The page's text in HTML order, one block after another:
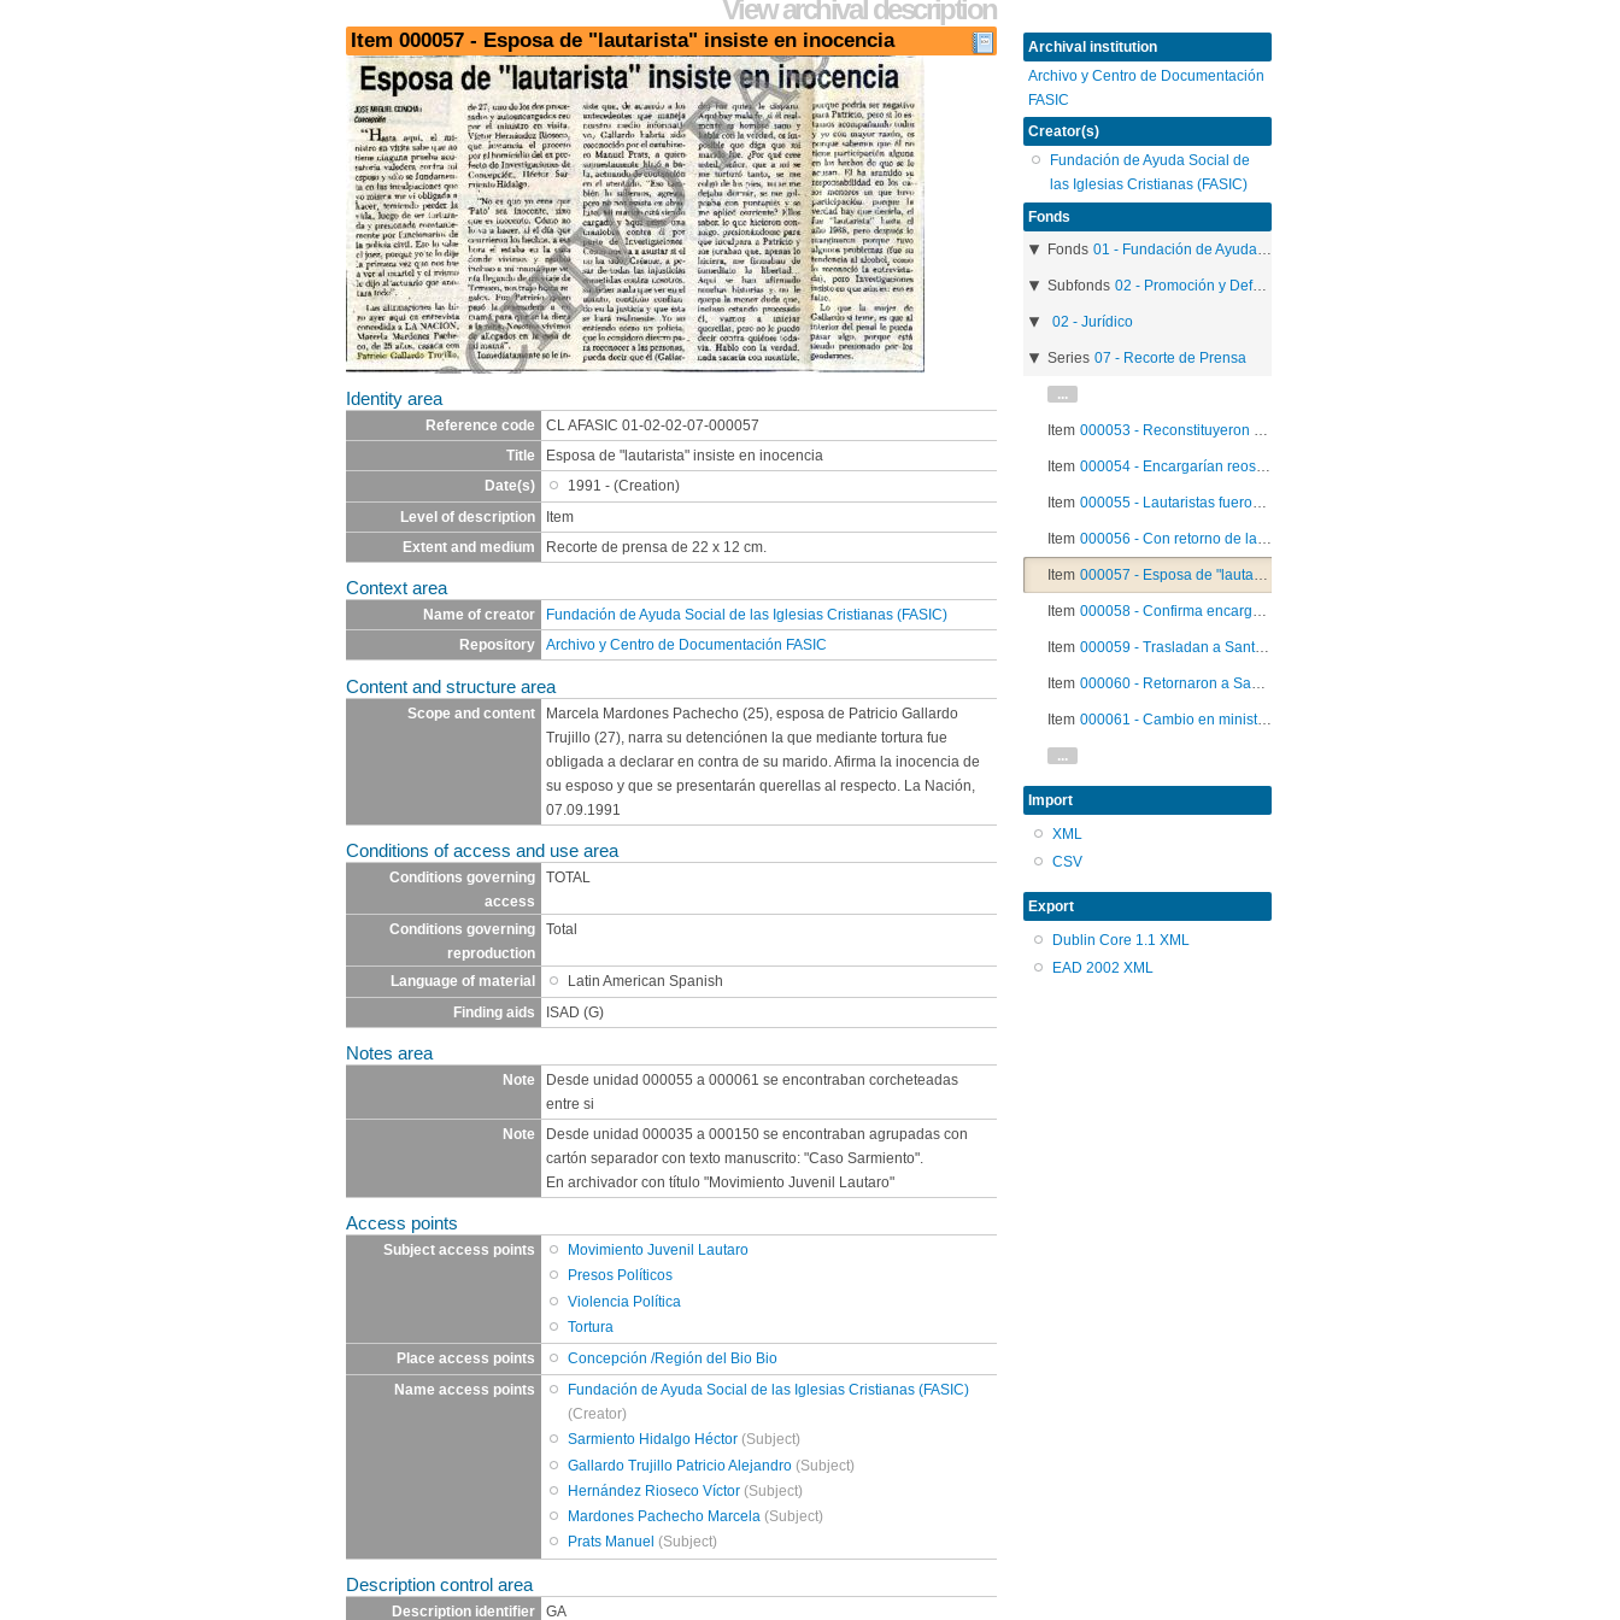
View archival description
Item 000057 - Esposa de "lautarista" insiste en inocencia
Identity area
Reference code
CL AFASIC 01-02-02-07-000057
Title
Esposa de "lautarista" insiste en inocencia
Date(s)
1991 - (Creation)
Level of description
Item
Extent and medium
Recorte de prensa de 22 x 12 cm.
Context area
Name of creator
Fundación de Ayuda Social de las Iglesias Cristianas (FASIC)
Repository
Archivo y Centro de Documentación FASIC
Content and structure area
Scope and content
Marcela Mardones Pachecho (25), esposa de Patricio Gallardo
Trujillo (27), narra su detenciónen la que mediante tortura fue
obligada a declarar en contra de su marido. Afirma la inocencia de
su esposo y que se presentarán querellas al respecto. La Nación,
07.09.1991
Conditions of access and use area
Conditions governing
access
TOTAL
Conditions governing
reproduction
Total
Language of material
Latin American Spanish
Finding aids
ISAD (G)
Notes area
Note
Desde unidad 000055 a 000061 se encontraban corcheteadas
entre si
Note
Desde unidad 000035 a 000150 se encontraban agrupadas con
cartón separador con texto manuscrito: "Caso Sarmiento".
En archivador con título "Movimiento Juvenil Lautaro"
Access points
Subject access points
Movimiento Juvenil Lautaro
Presos Políticos
Violencia Política
Tortura
Place access points
Concepción /Región del Bio Bio
Name access points
Fundación de Ayuda Social de las Iglesias Cristianas (FASIC)
(Creator)
Sarmiento Hidalgo Héctor (Subject)
Gallardo Trujillo Patricio Alejandro (Subject)
Hernández Rioseco Víctor (Subject)
Mardones Pachecho Marcela (Subject)
Prats Manuel (Subject)
Description control area
Description identifier GA
Archival institution
Archivo y Centro de Documentación
FASIC
Creator(s)
Fundación de Ayuda Social de
las Iglesias Cristianas (FASIC)
Fonds
Fonds 01 - Fundación de Ayuda Social de las Iglesias Cristianas
Subfonds 02 - Promoción y Defensa de los Derechos Humanos
02 - Jurídico
Series 07 - Recorte de Prensa
...
Item 000053 - Reconstituyeron asalto al Supermercado Egas
Item 000054 - Encargarían reos a ortos 3 "lautaristas"
Item 000055 - Lautaristas fueron trasladados a Concepción
Item 000056 - Con retorno de lautaristas se agilizarán diligencias
Item 000057 - Esposa de "lautarista" insiste en inocencia
Item 000058 - Confirma encargatorias de reos a "lautaristas"
Item 000059 - Trasladan a Santiago a presuntos lautaristas
Item 000060 - Retornaron a Santiago dos lautaristas
Item 000061 - Cambio en ministro de caso Sarmiento
...
Import
XML
CSV
Export
Dublin Core 1.1 XML
EAD 2002 XML